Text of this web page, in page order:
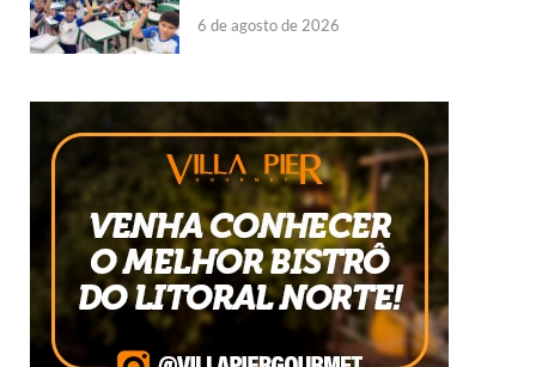
6 de agosto de 2026